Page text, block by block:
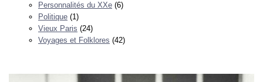
Personnalités du XXe (6)
Politique (1)
Vieux Paris (24)
Voyages et Folklores (42)